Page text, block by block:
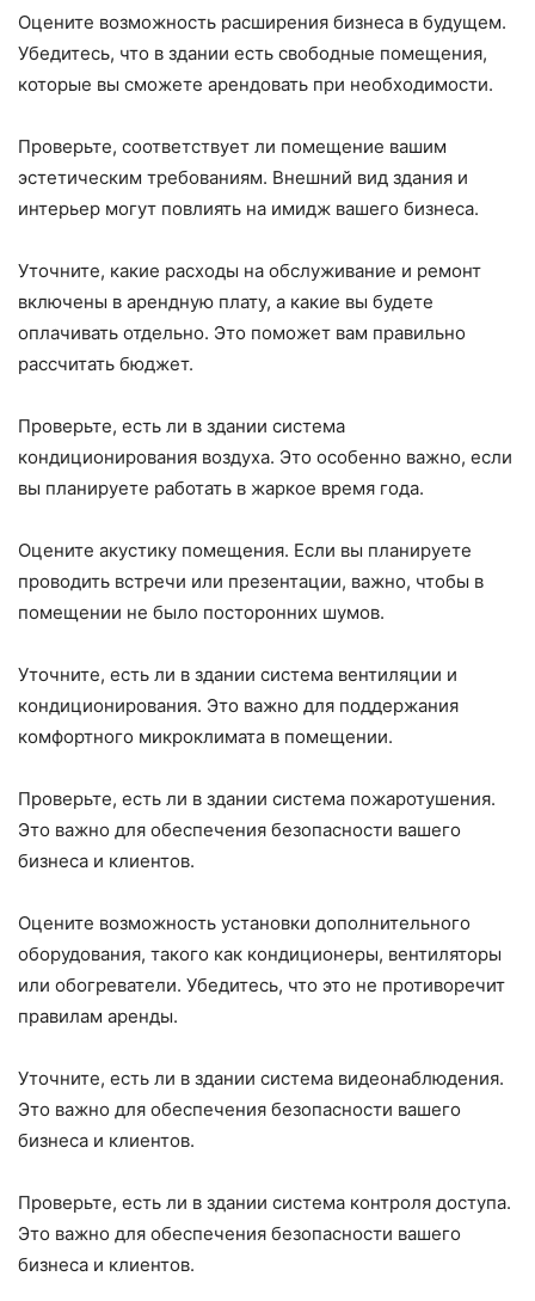
Оцените возможность расширения бизнеса в будущем.
Убедитесь, что в здании есть свободные помещения,
которые вы сможете арендовать при необходимости.
Проверьте, соответствует ли помещение вашим
эстетическим требованиям. Внешний вид здания и
интерьер могут повлиять на имидж вашего бизнеса.
Уточните, какие расходы на обслуживание и ремонт
включены в арендную плату, а какие вы будете
оплачивать отдельно. Это поможет вам правильно
рассчитать бюджет.
Проверьте, есть ли в здании система
кондиционирования воздуха. Это особенно важно, если
вы планируете работать в жаркое время года.
Оцените акустику помещения. Если вы планируете
проводить встречи или презентации, важно, чтобы в
помещении не было посторонних шумов.
Уточните, есть ли в здании система вентиляции и
кондиционирования. Это важно для поддержания
комфортного микроклимата в помещении.
Проверьте, есть ли в здании система пожаротушения.
Это важно для обеспечения безопасности вашего
бизнеса и клиентов.
Оцените возможность установки дополнительного
оборудования, такого как кондиционеры, вентиляторы
или обогреватели. Убедитесь, что это не противоречит
правилам аренды.
Уточните, есть ли в здании система видеонаблюдения.
Это важно для обеспечения безопасности вашего
бизнеса и клиентов.
Проверьте, есть ли в здании система контроля доступа.
Это важно для обеспечения безопасности вашего
бизнеса и клиентов.